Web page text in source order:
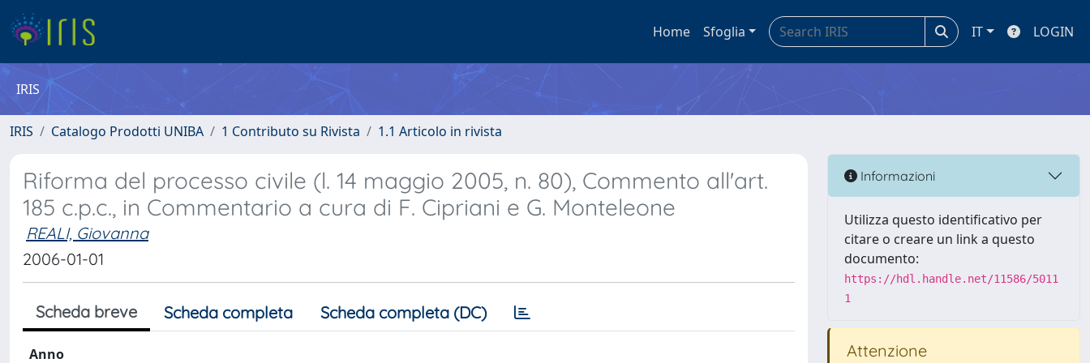
Home Sfoglia IT LOGIN
IRIS
IRIS Catalogo Prodotti UNIBA 1 Contributo su Rivista 1.1 Articolo in rivista
Riforma del processo civile (l. 14 maggio 2005, n. 80), Commento all'art.
185 c.p.c., in Commentario a cura di F. Cipriani e G. Monteleone
REALI, Giovanna
2006-01-01
Scheda breve Scheda completa Scheda completa (DC)
Anno
Informazioni
Utilizza questo identificativo per
citare o creare un link a questo
documento:
https://hdl.handle.net/11586/5011
1
Attenzione